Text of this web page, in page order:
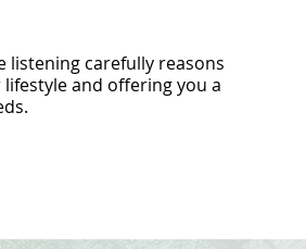
listening carefully reasons
and offering you a